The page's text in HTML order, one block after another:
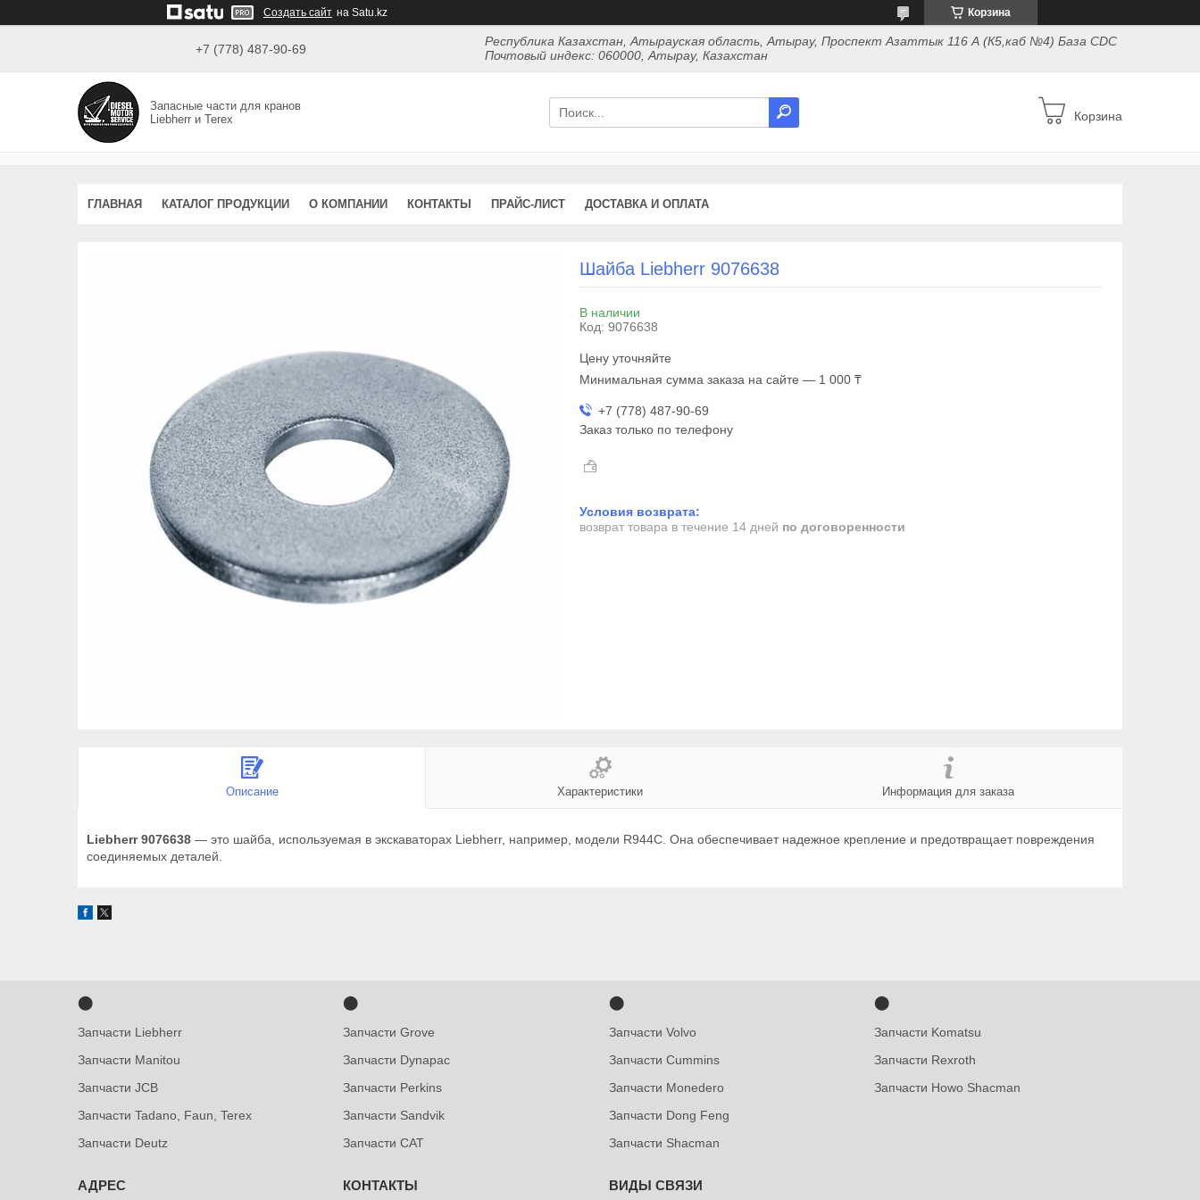
Создать сайт на Satu.kz Корзина
+7 (778) 487-90-69
Республика Казахстан, Атырауская область, Атырау, Проспект Азаттык 116 А (К5,каб №4) База CDC
Почтовый индекс: 060000, Атырау, Казахстан
Запасные части для кранов
Liebherr и Terex
Корзина
ГЛАВНАЯ КАТАЛОГ ПРОДУКЦИИ О КОМПАНИИ КОНТАКТЫ ПРАЙС-ЛИСТ ДОСТАВКА И ОПЛАТА
Шайба Liebherr 9076638
В наличии
Код: 9076638
Цену уточняйте
Минимальная сумма заказа на сайте — 1 000 ₸
+7 (778) 487-90-69
Заказ только по телефону
возврат товара в течение 14 дней по договоренности
Описание Характеристики Информация для заказа
Liebherr 9076638 — это шайба, используемая в экскаваторах Liebherr, например, модели R944C. Она обеспечивает надежное крепление и предотвращает повреждения
соединяемых деталей.
⬤
Запчасти Liebherr
Запчасти Manitou
Запчасти JCB
Запчасти Tadano, Faun, Terex
Запчасти Deutz
⬤
Запчасти Grove
Запчасти Dynapac
Запчасти Perkins
Запчасти Sandvik
Запчасти CAT
⬤
Запчасти Volvo
Запчасти Cummins
Запчасти Monedero
Запчасти Dong Feng
Запчасти Shacman
⬤
Запчасти Komatsu
Запчасти Rexroth
Запчасти Howo Shacman